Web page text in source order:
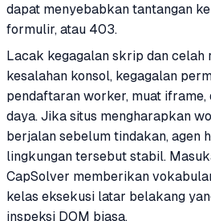
dapat menyebabkan tantangan
formulir, atau 403.
Lacak kegagalan skrip dan celah
kesalahan konsol, kegagalan
pendaftaran worker, muat
daya. Jika situs mengharapkan
berjalan sebelum tindakan, agen
lingkungan tersebut stabil.
CapSolver memberikan
kelas eksekusi latar belakang
inspeksi DOM biasa.